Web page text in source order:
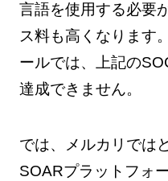
言語を使用する必要
ス料も高くなります
ールでは、上記の
達成できません。
では、メルカリでは
SOARプラットフォ